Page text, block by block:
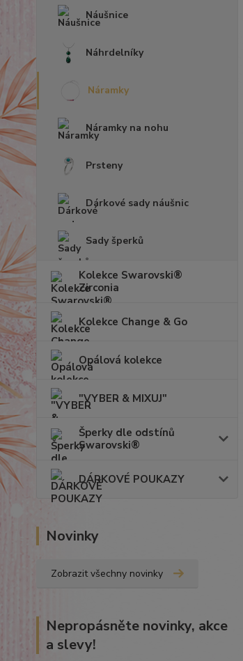
Náušnice
Náhrdelníky
Náramky
Náramky na nohu
Prsteny
Dárkové sady náušnic
Sady šperků
Kolekce Swarovski®
Zirconia
Kolekce Change & Go
Opálová kolekce
"VYBER & MIXUJ"
Šperky dle odstínů
Swarovski®
DÁRKOVÉ POUKAZY
Novinky
Zobrazit všechny novinky
Nepropásněte novinky, akce
a slevy!